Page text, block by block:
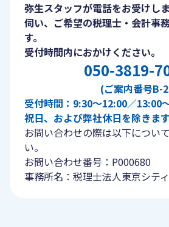
弥生スタッフが電話をお受けし
伺い、ご希望の税理士・会計事
す。
受付時間内におかけください。
050-3819-
(ご案内番号B-
受付時間：9:30〜12:00／13:00
祝日、および弊社休日を除きます
お問い合わせの際は以下につい
い。
お問い合わせ番号：P000680
事務所名：税理士法人東京シテ